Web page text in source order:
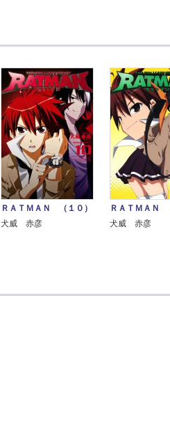
ＲＡＴＭＡＮ （１０）
犬威 赤彦
ＲＡＴＭＡＮ
犬威 赤彦